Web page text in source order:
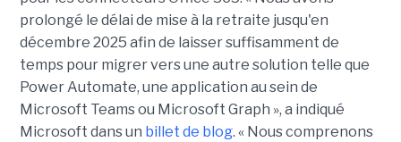
prolongé le délai de mise à la retraite jusqu'en
décembre 2025 afin de laisser suffisamment de
temps pour migrer vers une autre solution telle que
Power Automate, une application au sein de
Microsoft Teams ou Microsoft Graph », a indiqué
Microsoft dans un billet de blog. « Nous comprenons